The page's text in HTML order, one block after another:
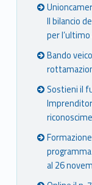
Il bilancio
per
Bando
Sostieni il
al 26